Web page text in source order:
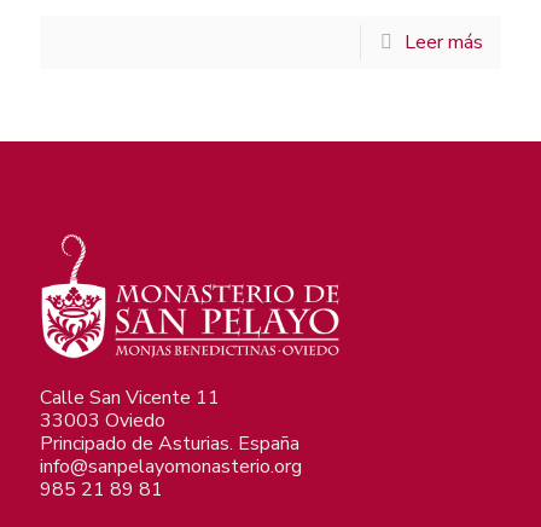
Leer más
Calle San Vicente 11
33003 Oviedo
Principado de Asturias. España
info@sanpelayomonasterio.org
985 21 89 81